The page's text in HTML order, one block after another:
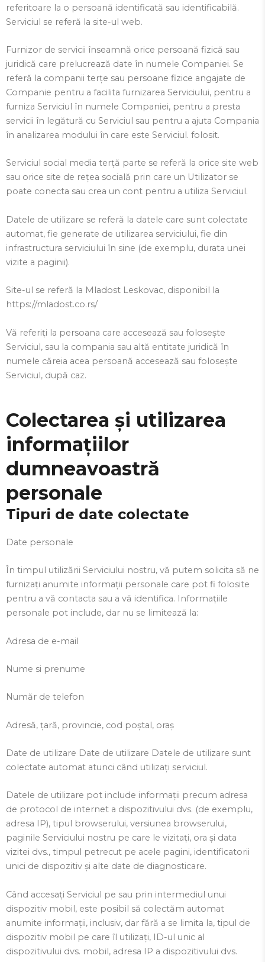
referitoare la o persoană identificată sau identificabilă.
Serviciul se referă la site-ul web.
Furnizor de servicii înseamnă orice persoană fizică sau
juridică care prelucrează date în numele Companiei. Se
referă la companii terțe sau persoane fizice angajate de
Companie pentru a facilita furnizarea Serviciului, pentru a
furniza Serviciul în numele Companiei, pentru a presta
servicii în legătură cu Serviciul sau pentru a ajuta Compania
în analizarea modului în care este Serviciul. folosit.
Serviciul social media terță parte se referă la orice site web
sau orice site de rețea socială prin care un Utilizator se
poate conecta sau crea un cont pentru a utiliza Serviciul.
Datele de utilizare se referă la datele care sunt colectate
automat, fie generate de utilizarea serviciului, fie din
infrastructura serviciului în sine (de exemplu, durata unei
vizite a paginii).
Site-ul se referă la Mladost Leskovac, disponibil la
https://mladost.co.rs/
Vă referiți la persoana care accesează sau folosește
Serviciul, sau la compania sau altă entitate juridică în
numele căreia acea persoană accesează sau folosește
Serviciul, după caz.
Colectarea și utilizarea
informațiilor
dumneavoastră
personale
Tipuri de date colectate
Date personale
În timpul utilizării Serviciului nostru, vă putem solicita să ne
furnizați anumite informații personale care pot fi folosite
pentru a vă contacta sau a vă identifica. Informațiile
personale pot include, dar nu se limitează la:
Adresa de e-mail
Nume si prenume
Număr de telefon
Adresă, țară, provincie, cod poștal, oraș
Date de utilizare Date de utilizare Datele de utilizare sunt
colectate automat atunci când utilizați serviciul.
Datele de utilizare pot include informații precum adresa
de protocol de internet a dispozitivului dvs. (de exemplu,
adresa IP), tipul browserului, versiunea browserului,
paginile Serviciului nostru pe care le vizitați, ora și data
vizitei dvs., timpul petrecut pe acele pagini, identificatorii
unici de dispozitiv și alte date de diagnosticare.
Când accesați Serviciul pe sau prin intermediul unui
dispozitiv mobil, este posibil să colectăm automat
anumite informații, inclusiv, dar fără a se limita la, tipul de
dispozitiv mobil pe care îl utilizați, ID-ul unic al
dispozitivului dvs. mobil, adresa IP a dispozitivului dvs.